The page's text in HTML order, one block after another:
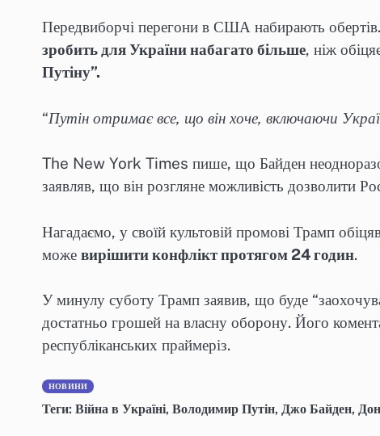
Передвиборчі перегони в США набирають
зробить для України набагато більше, ніж
Путіну”.
“Путін отримає все, що він хоче, включаючи
The New York Times пише, що Байден
заявляв, що він розгляне можливість дозволити
Нагадаємо, у своїй культовій промові Трамп
може вирішити конфлікт протягом 24 годин.
У минулу суботу Трамп заявив, що буде
достатньо грошей на власну оборону. Його
республіканських праймеріз.
НОВИНИ
Теги: Війна в Україні, Володимир Путін, Джо Байден,